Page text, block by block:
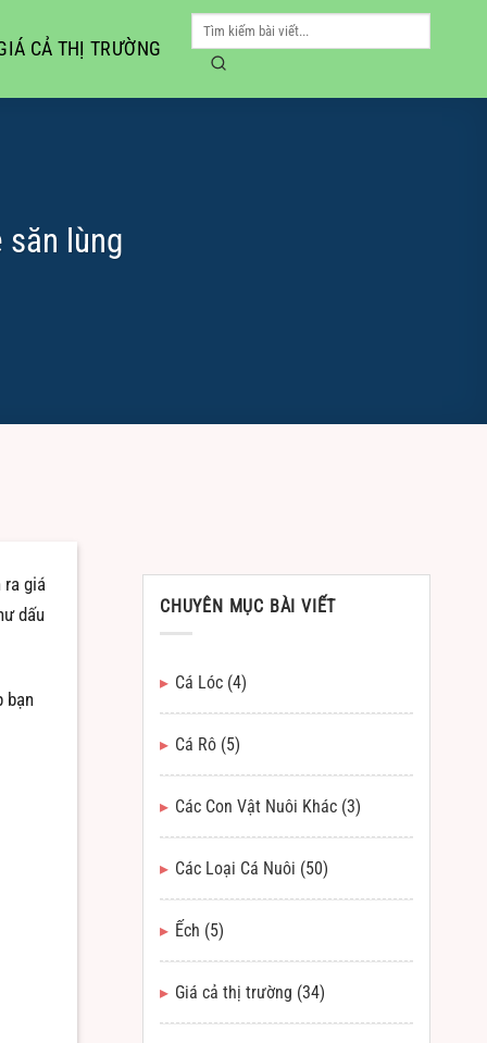
CẢ THỊ TRƯỜNG
lùng
ra giá
dấu
bạn
CHUYÊN MỤC BÀI VIẾT
Cá Lóc (4)
Cá Rô (5)
Các Con Vật Nuôi Khác (3)
Các Loại Cá Nuôi (50)
Ếch (5)
Giá cả thị trường (34)